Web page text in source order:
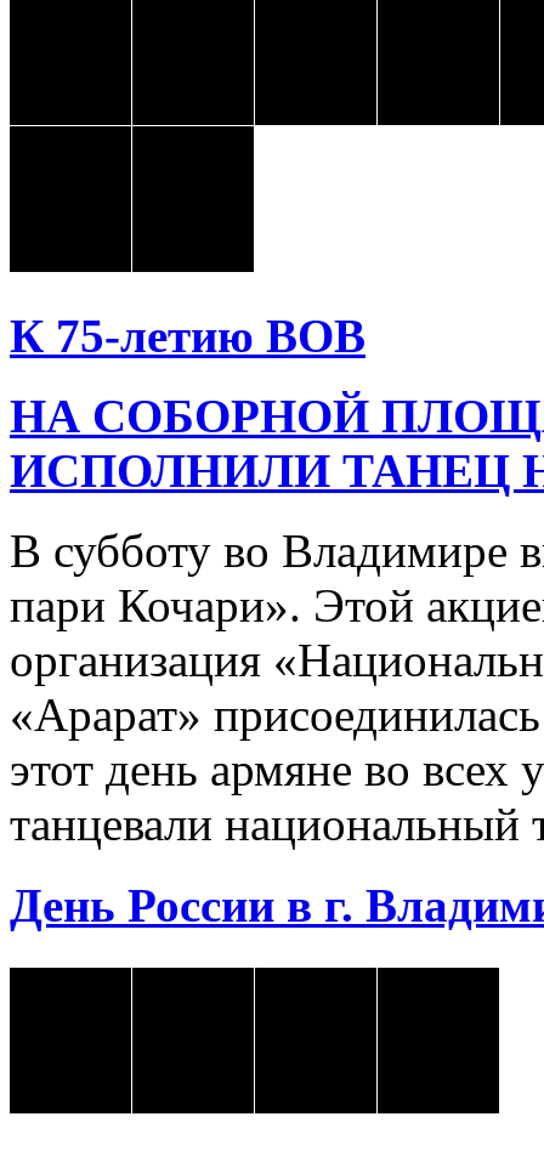
К 75-летию ВОВ
НА СОБОРНОЙ
ИСПОЛНИЛИ ТАНЕЦ
В субботу во Владимире
пари Кочари». Этой
организация
«Арарат»
этот день армяне во всех
танцевали
День России в г.